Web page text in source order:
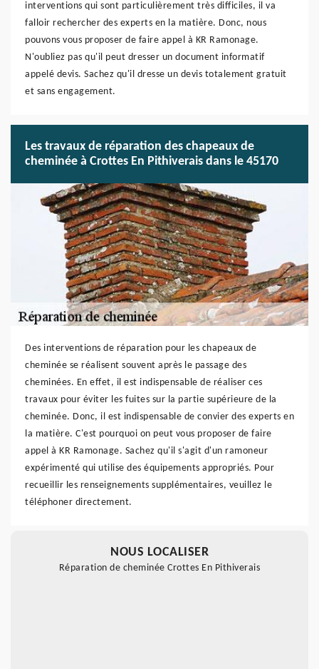
interventions qui sont particulièrement très difficiles, il va
falloir rechercher des experts en la matière. Donc, nous
pouvons vous proposer de faire appel à KR Ramonage.
N'oubliez pas qu'il peut dresser un document informatif
appelé devis. Sachez qu'il dresse un devis totalement gratuit
et sans engagement.
Les travaux de réparation des chapeaux de
cheminée à Crottes En Pithiverais dans le 45170
Des interventions de réparation pour les chapeaux de
cheminée se réalisent souvent après le passage des
cheminées. En effet, il est indispensable de réaliser ces
travaux pour éviter les fuites sur la partie supérieure de la
cheminée. Donc, il est indispensable de convier des experts en
la matière. C'est pourquoi on peut vous proposer de faire
appel à KR Ramonage. Sachez qu'il s'agit d'un ramoneur
expérimenté qui utilise des équipements appropriés. Pour
recueillir les renseignements supplémentaires, veuillez le
téléphoner directement.
NOUS LOCALISER
Réparation de cheminée Crottes En Pithiverais